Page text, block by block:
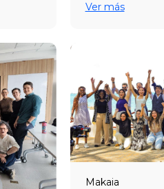
Ver más
Makaia